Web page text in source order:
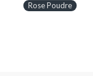
Rose Poudre